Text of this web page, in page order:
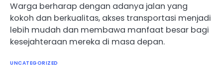
Warga berharap dengan adanya jalan yang
kokoh dan berkualitas, akses transportasi menjadi
lebih mudah dan membawa manfaat besar bagi
kesejahteraan mereka di masa depan.
UNCATEGORIZED